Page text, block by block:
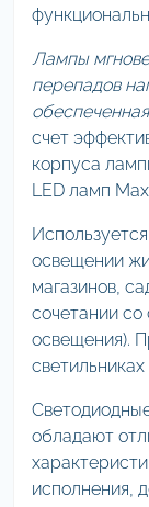
Лампы
перепадов
счет
корпуса
LED ламп
освещении
магазинов,
сочетании
освещения).
обладают
исполнения,